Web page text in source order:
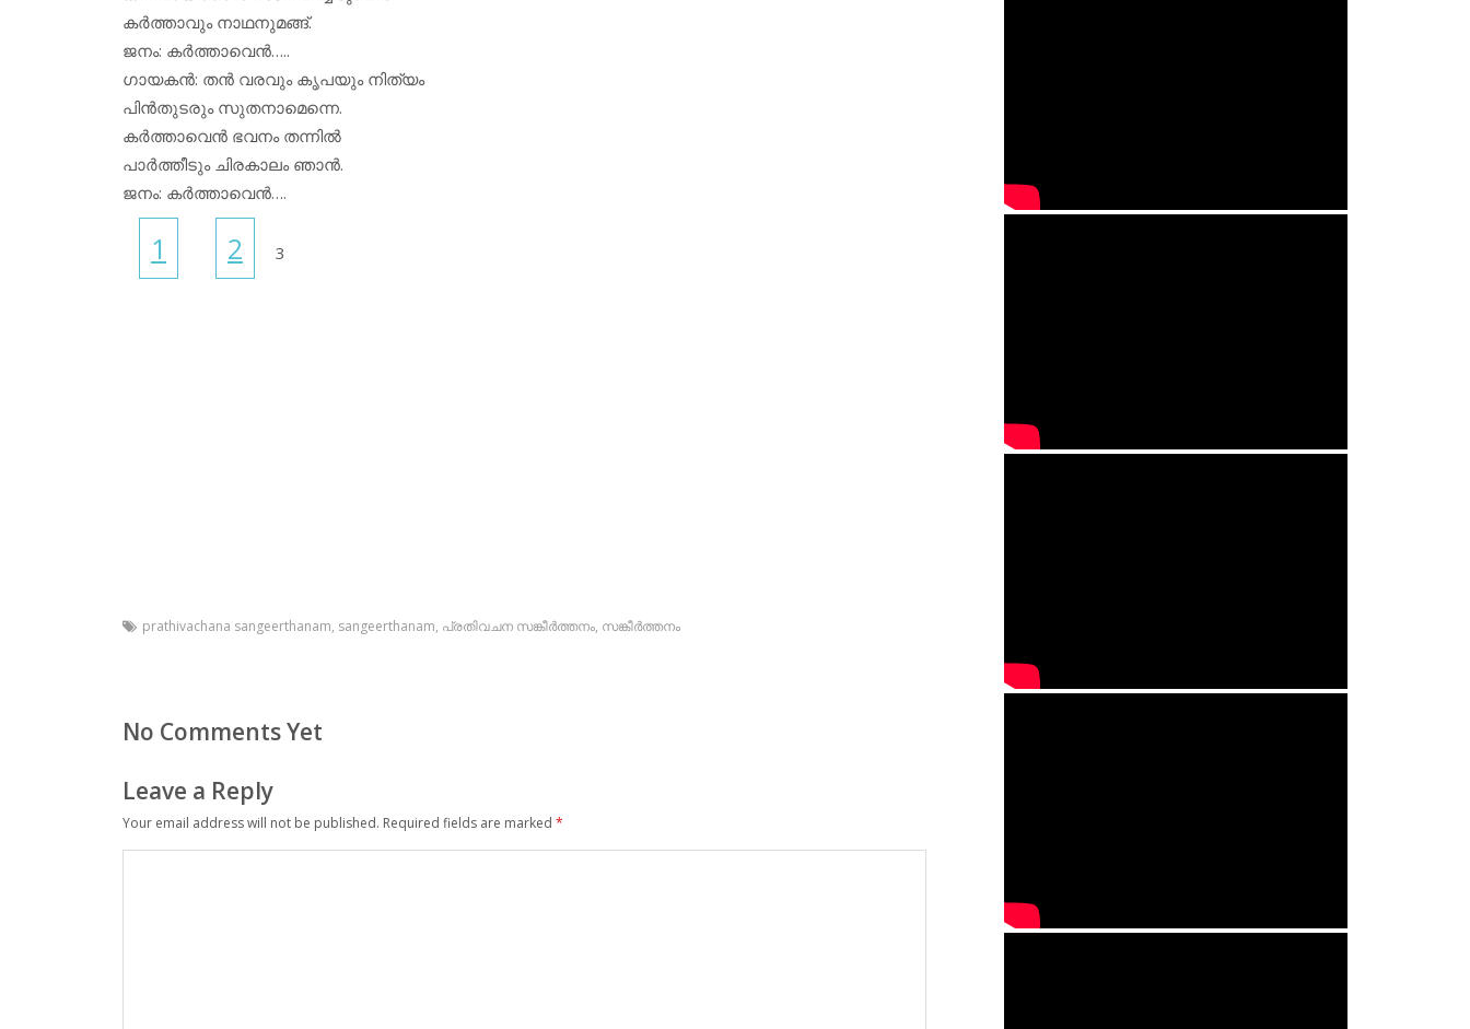
കര്‍ത്താവും നാഥനുമങ്ങ്.
ജനം: കര്‍ത്താവെന്‍…..
ഗായകന്‍: തന്‍ വരവും കൃപയും നിത്യം
പിന്‍തുടരും സുതനാമെന്നെ.
കര്‍ത്താവെന്‍ ഭവനം തന്നില്‍
പാര്‍ത്തീടും ചിരകാലം ഞാന്‍.
ജനം: കര്‍ത്താവെന്‍….
1 2 3
prathivachana sangeerthanam, sangeerthanam, പ്രതിവചന സങ്കീര്‍ത്തനം, സങ്കീര്‍ത്തനം
No Comments Yet
Leave a Reply
Your email address will not be published. Required fields are marked *